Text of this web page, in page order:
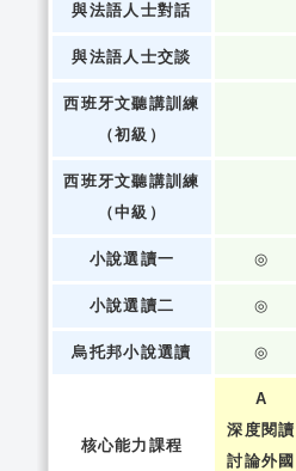
與法語人士對話
與法語人士交談
西班牙文聽講訓練
（初級）
西班牙文聽講訓練
（中級）
小說選讀一 ◎
小說選讀二 ◎
烏托邦小說選讀 ◎
核心能力課程
A
深度閱讀
討論外國